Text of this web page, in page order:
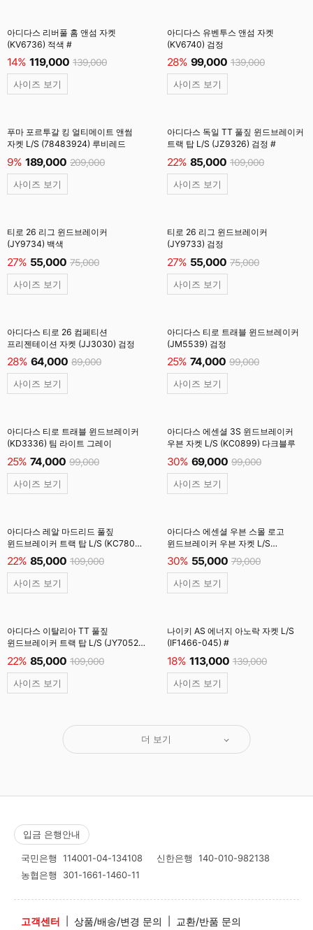
아디다스 리버풀 홈 앤섬 자켓
(KV6736) 적색 #
14% 119,000 139,000
사이즈 보기
아디다스 유벤투스 앤섬 자켓
(KV6740) 검정
28% 99,000 139,000
사이즈 보기
푸마 포르투갈 킹 얼티메이트 앤썸
자켓 L/S (78483924) 루비레드
9% 189,000 209,000
사이즈 보기
아디다스 독일 TT 풀짚 윈드브레이커
트랙 탑 L/S (JZ9326) 검정 #
22% 85,000 109,000
사이즈 보기
티로 26 리그 윈드브레이커
(JY9734) 백색
27% 55,000 75,000
사이즈 보기
티로 26 리그 윈드브레이커
(JY9733) 검정
27% 55,000 75,000
사이즈 보기
아디다스 티로 26 컴페티션
프리젠테이션 자켓 (JJ3030) 검정
28% 64,000 89,000
사이즈 보기
아디다스 티로 트래블 윈드브레이커
(JM5539) 검정
25% 74,000 99,000
사이즈 보기
아디다스 티로 트래블 윈드브레이커
(KD3336) 팀 라이트 그레이
25% 74,000 99,000
사이즈 보기
아디다스 에센셜 3S 윈드브레이커
우븐 자켓 L/S (KC0899) 다크블루
30% 69,000 99,000
사이즈 보기
아디다스 레알 마드리드 풀짚
윈드브레이커 트랙 탑 L/S (KC7805)
검정
22% 85,000 109,000
사이즈 보기
아디다스 에센셜 우븐 스몰 로고
윈드브레이커 우븐 자켓 L/S
(KB6076) 원더카고
30% 55,000 79,000
사이즈 보기
아디다스 이탈리아 TT 풀짚
윈드브레이커 트랙 탑 L/S (JY7052)
빅토리블루
22% 85,000 109,000
사이즈 보기
나이키 AS 에너지 아노락 자켓 L/S
(IF1466-045) #
18% 113,000 139,000
사이즈 보기
더 보기
입금 은행안내
국민은행 114001-04-134108 신한은행 140-010-982138
농협은행 301-1661-1460-11
고객센터 상품/배송/변경 문의 교환/반품 문의